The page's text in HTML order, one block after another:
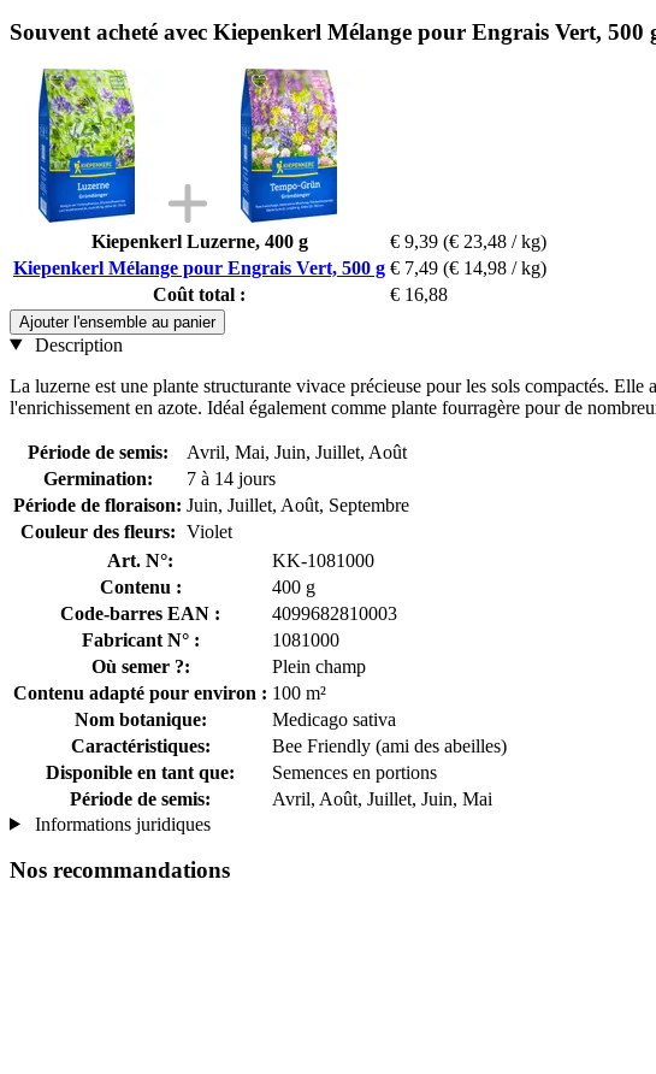
Souvent acheté avec Kiepenkerl Mélange pour Engrais Vert, 500
Kiepenkerl Luzerne, 400 g € 9,39 (€ 23,48 / kg)
Kiepenkerl Mélange pour Engrais Vert, 500 g € 7,49 (€ 14,98 / kg)
Coût total :
€ 16,88
Ajouter l'ensemble au panier
Description
La luzerne est une plante structurante vivace précieuse pour les sols compactés.
l'enrichissement en azote. Idéal également comme plante fourragère pour de
Période de semis:
Avril, Mai, Juin, Juillet, Août
Germination:
7 à 14 jours
Période de floraison: Juin, Juillet, Août, Septembre
Couleur des fleurs: Violet
Art. N°:
KK-1081000
Contenu :
400 g
Code-barres EAN :
4099682810003
Fabricant N° :
1081000
Où semer ?:
Plein champ
Contenu adapté pour environ : 100 m²
Nom botanique:
Medicago sativa
Caractéristiques:
Bee Friendly (ami des abeilles)
Disponible en tant que:
Semences en portions
Période de semis:
Avril, Août, Juillet, Juin, Mai
Informations juridiques
Nos recommandations